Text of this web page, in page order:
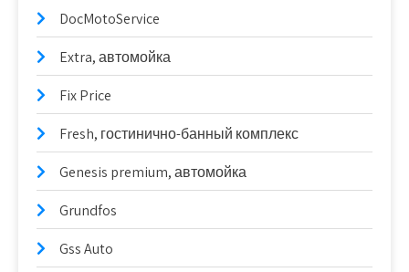
DocMotoService
Extra, автомойка
Fix Price
Fresh, гостинично-банный комплекс
Genesis premium, автомойка
Grundfos
Gss Auto